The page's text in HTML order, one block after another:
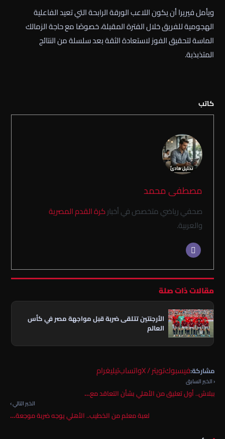
ويأمل فيريرا أن يكون اللاعب الورقة الرابحة التي تعيد الفاعلية
الهجومية للفريق خلال الفترة المقبلة، خصوصًا مع حاجة الزمالك
الماسة لتحقيق الفوز لاستعادة الثقة بعد سلسلة من النتائج
المتذبذبة.
كاتب
مصطفى محمد
صحفي رياضي متخصص في أخباركرة القدم المصرية
والعربية.
مقالات ذات صلة
الأرجنتين تتلقى ضربة قبل مواجهة مصر في كأس
العالم
مشاركة:فيسبوكتويتر / X واتسابتيليغرام
‹ الخبر السابق
ببلاش.. أول تعليق من الأهلي بشأن التعاقد مع…
الخبر التالي ›
لعبة معلم من الخطيب.. الأهلي يوجه ضربة موجعة…